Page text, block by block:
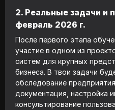
2. Реальные задачи и
февраль 2026 г.
После первого этапа
участие в одном из
систем для крупных
бизнеса. В твои задачи
обследование
документация, настройка
консультирование